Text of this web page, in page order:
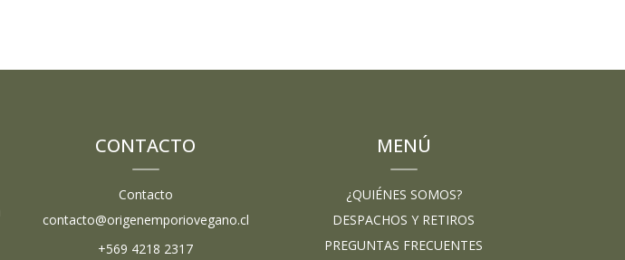
CONTACTO
Contacto
contacto@origenemporiovegano.cl
+569 4218 2317
MENÚ
¿QUIÉNES SOMOS?
DESPACHOS Y RETIROS
PREGUNTAS FRECUENTES